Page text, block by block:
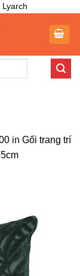
in Gối trang trí